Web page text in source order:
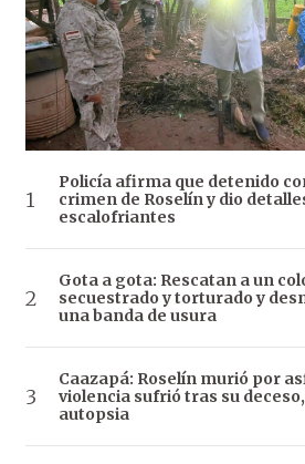
Policía afirma que detenido
crimen de Roselín y dio
escalofriantes
Gota a gota: Rescatan a un
secuestrado y torturado y
una banda de usura
Caazapá: Roselín murió por
violencia sufrió tras su
autopsia